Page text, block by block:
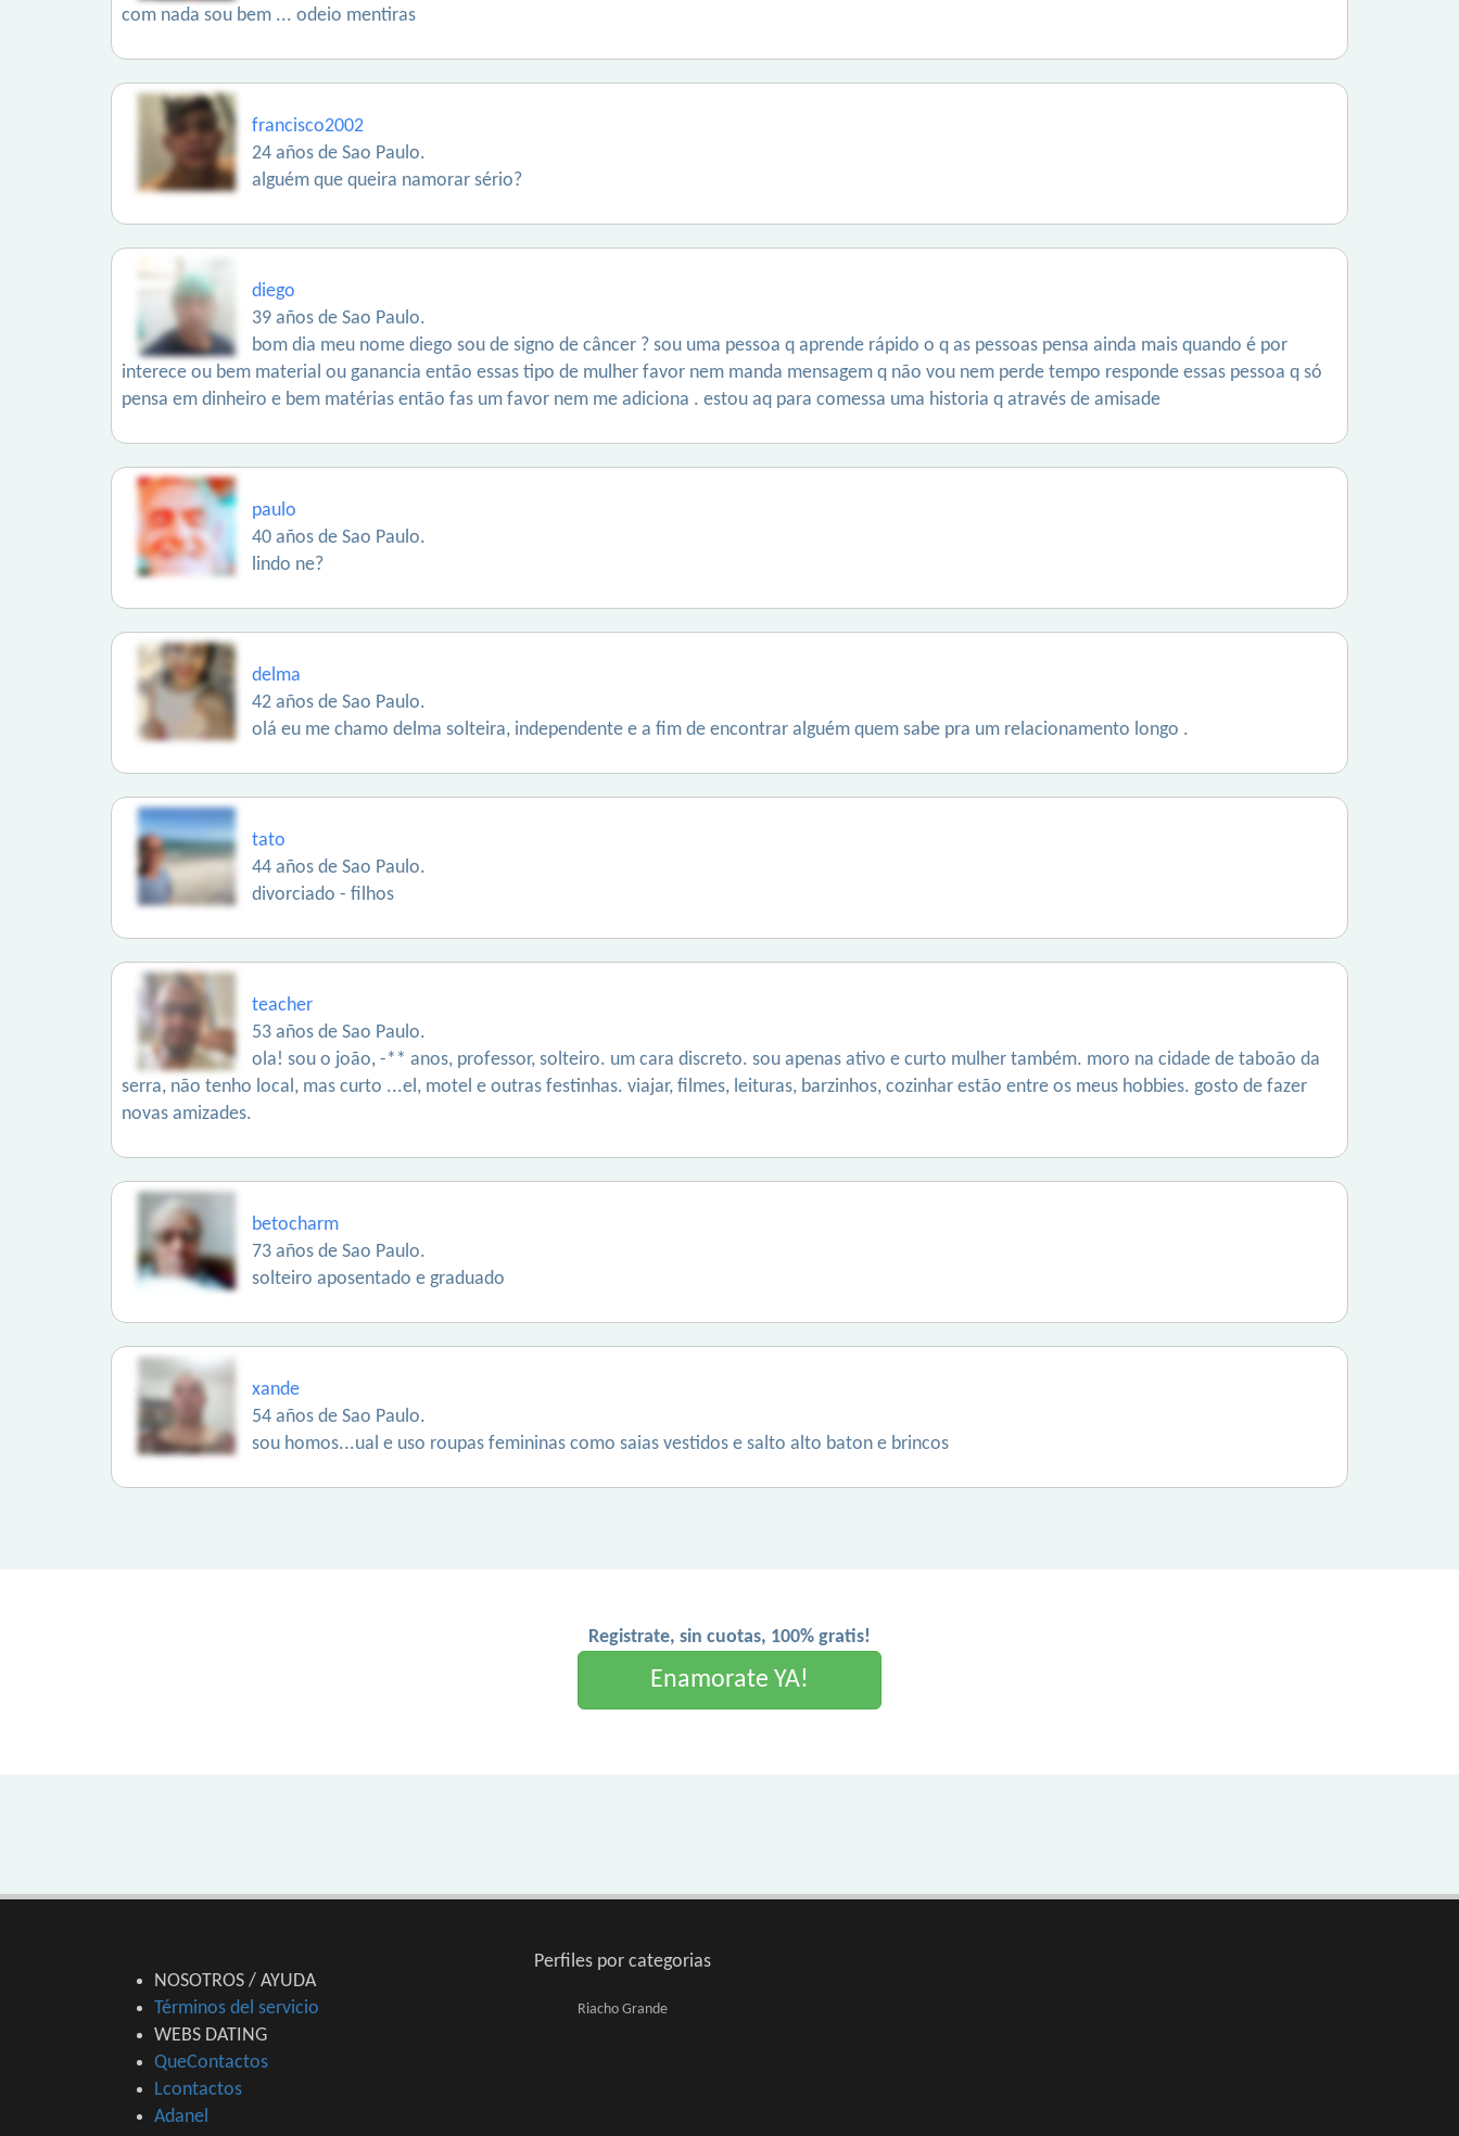
com nada sou bem ... odeio mentiras
francisco2002
24 años de Sao Paulo.
alguém que queira namorar sério?
diego
39 años de Sao Paulo.
bom dia meu nome diego sou de signo de câncer ? sou uma pessoa q aprende rápido o q as pessoas pensa ainda mais quando é por
interece ou bem material ou ganancia então essas tipo de mulher favor nem manda mensagem q não vou nem perde tempo responde essas pessoa q só
pensa em dinheiro e bem matérias então fas um favor nem me adiciona . estou aq para comessa uma historia q através de amisade
paulo
40 años de Sao Paulo.
lindo ne?
delma
42 años de Sao Paulo.
olá eu me chamo delma solteira, independente e a fim de encontrar alguém quem sabe pra um relacionamento longo .
tato
44 años de Sao Paulo.
divorciado - filhos
teacher
53 años de Sao Paulo.
ola! sou o joão, -** anos, professor, solteiro. um cara discreto. sou apenas ativo e curto mulher também. moro na cidade de taboão da
serra, não tenho local, mas curto ...el, motel e outras festinhas. viajar, filmes, leituras, barzinhos, cozinhar estão entre os meus hobbies. gosto de fazer
novas amizades.
betocharm
73 años de Sao Paulo.
solteiro aposentado e graduado
xande
54 años de Sao Paulo.
sou homos...ual e uso roupas femininas como saias vestidos e salto alto baton e brincos
Registrate, sin cuotas, 100% gratis!
Enamorate YA!
NOSOTROS / AYUDA
Términos del servicio
WEBS DATING
QueContactos
Lcontactos
Adanel
Perfiles por categorias
Riacho Grande